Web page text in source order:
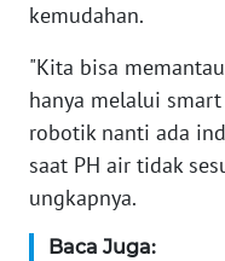
kemudahan.
"Kita bisa
hanya melalui
robotik nanti ada
saat PH air tidak
ungkapnya.
Baca Juga:
PAPUA
PAPUA
BARAT
WN